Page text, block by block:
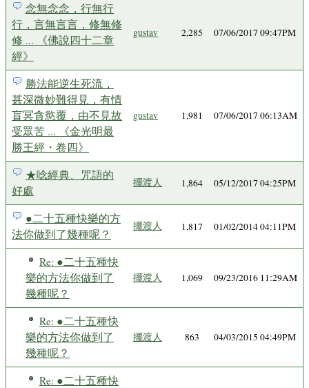
念無念念，行無行
行，言無言言，修無修
修 ... 《佛說四十二章
經》
gustav 2,285 07/06/2017 09:47PM
勝法能逆生死流，
甚深微妙難得見，有情
盲冥貪慾覆，由不見故
受眾苦 ... 《金光明最
勝王經・卷四》
gustav 1,981 07/06/2017 06:13AM
★唸經典、咒語的
好處
擺渡人 1,864 05/12/2017 04:25PM
●二十五種快樂的方
法你做到了幾種呢？
擺渡人 1,817 01/02/2014 04:11PM
Re: ●二十五種快
樂的方法你做到了
幾種呢？
擺渡人 1,069 09/23/2016 11:29AM
Re: ●二十五種快
樂的方法你做到了
幾種呢？
擺渡人 863 04/03/2015 04:49PM
Re: ●二十五種快